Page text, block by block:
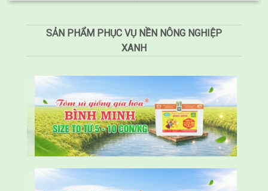
SẢN PHẨM PHỤC VỤ NỀN NÔNG NGHIỆP
XANH